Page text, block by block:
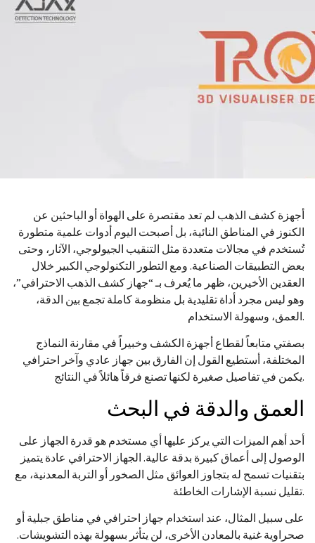
أجهزة كشف الذهب لم تعد مقتصرة على الهواة أو الباحثين عن
الكنوز في المناطق النائية، بل أصبحت اليوم أدوات علمية متطورة
تُستخدم في مجالات متعددة مثل التنقيب الجيولوجي، الآثار، وحتى
بعض التطبيقات الصناعية. ومع التطور التكنولوجي الكبير خلال
العقدين الأخيرين، ظهر ما يُعرف بـ “جهاز كشف الذهب الاحترافي”،
وهو ليس مجرد أداة تقليدية بل منظومة كاملة تجمع بين الدقة،
العمق، وسهولة الاستخدام.
بصفتي متابعاً لقطاع أجهزة الكشف وخبيراً في مقارنة النماذج
المختلفة، أستطيع القول إن الفارق بين جهاز عادي وآخر احترافي
يكمن في تفاصيل صغيرة لكنها تصنع فرقاً هائلاً في النتائج.
العمق والدقة في البحث
أحد أهم الميزات التي يركز عليها أي مستخدم هو قدرة الجهاز على
الوصول إلى أعماق كبيرة بدقة عالية. الجهاز الاحترافي عادة يتميز
بتقنيات تسمح له بتجاوز العوائق مثل الصخور أو التربة المعدنية، مع
تقليل نسبة الإشارات الخاطئة.
على سبيل المثال، عند استخدام جهاز احترافي في مناطق جبلية أو
صحراوية غنية بالمعادن الأخرى، لن يتأثر بسهولة بهذه التشويشات.